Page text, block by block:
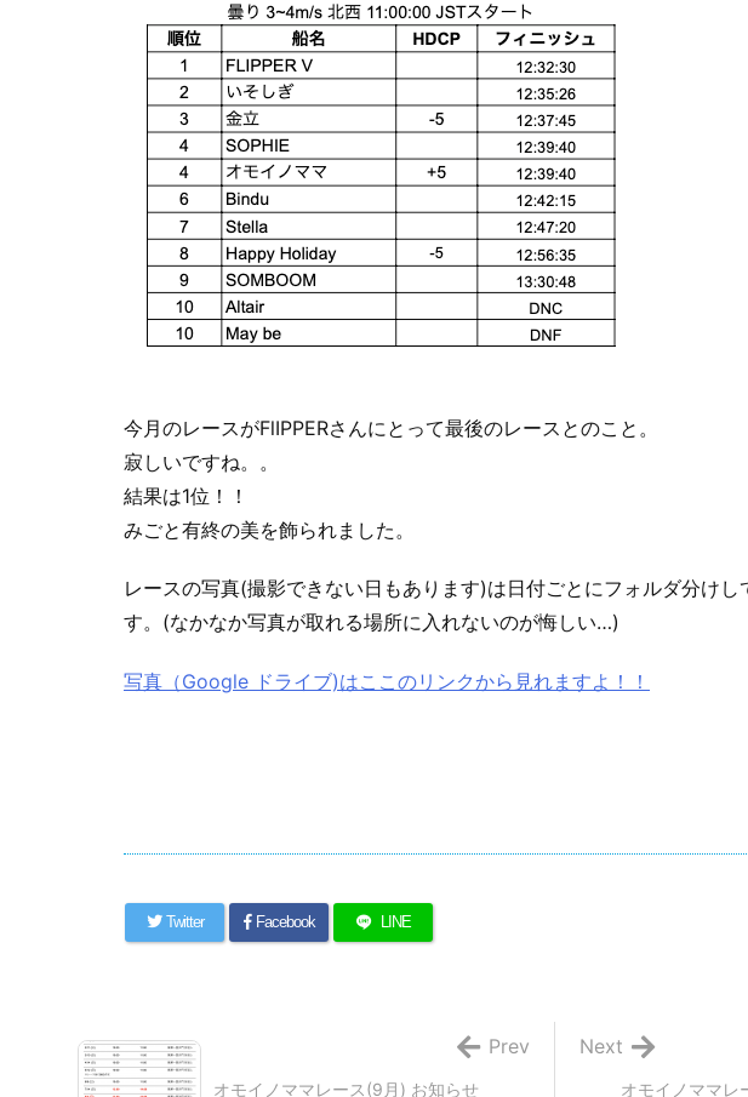
今月のレースがFlIPPERさんにとって最後のレースとのこと。
寂しいですね。。
結果は1位！！
みごと有終の美を飾られました。
レースの写真(撮影できない日もあります)は日付ごとにフォルダ分け
す。(なかなか写真が取れる場所に入れないのが悔しい…)
写真（Google ドライブ)はここのリンクから見れますよ！！
Twitter Facebook LINE
オモイノママレ
Next
オモイノママレース(9月) お知らせ
Prev